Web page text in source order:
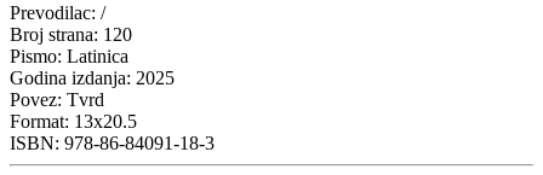
Prevodilac: /
Broj strana: 120
Pismo: Latinica
Godina izdanja: 2025
Povez: Tvrd
Format: 13x20.5
ISBN: 978-86-84091-18-3